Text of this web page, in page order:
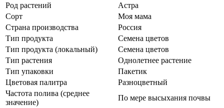
Род растений
Астра
Сорт
Моя мама
Страна производства
Россия
Тип продукта
Семена цветов
Тип продукта (локальный)
Семена цветов
Тип растения
Однолетнее растение
Тип упаковки
Пакетик
Цветовая палитра
Разноцветный
Частота полива (среднее
значение)
По мере высыхания почвы